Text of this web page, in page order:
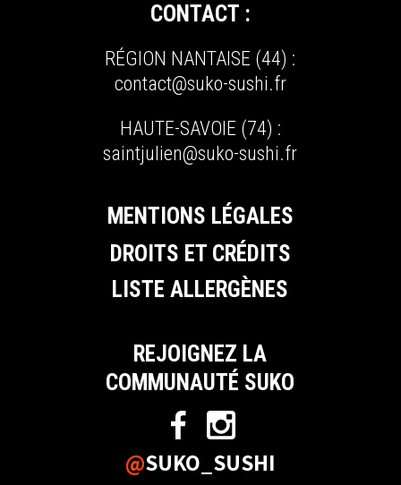
CONTACT :
RÉGION NANTAISE (44) :
contact@suko-sushi.fr
HAUTE-SAVOIE (74) :
saintjulien@suko-sushi.fr
MENTIONS LÉGALES
DROITS ET CRÉDITS
LISTE ALLERGÈNES
REJOIGNEZ LA
COMMUNAUTÉ SUKO
@SUKO_SUSHI